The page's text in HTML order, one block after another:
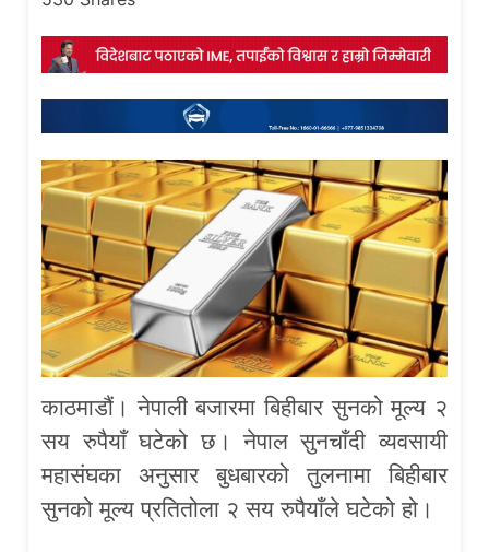
काठमाडौं। नेपाली बजारमा बिहीबार सुनको मूल्य २
सय रुपैयाँ घटेको छ। नेपाल सुनचाँदी व्यवसायी
महासंघका अनुसार बुधबारको तुलनामा बिहीबार
सुनको मूल्य प्रतितोला २ सय रुपैयाँले घटेको हो।